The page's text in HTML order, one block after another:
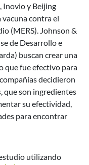
Inovio y Beijing
contra el
(MERS). Johnson &
de Desarrollo e
buscan crear una
que fue efectivo para
decidieron
que son ingredientes
su efectividad,
para encontrar
utilizando